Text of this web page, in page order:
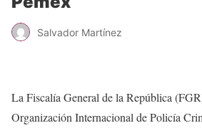
Salvador Martínez
La Fiscalía General de la República
Organización Internacional de Policía